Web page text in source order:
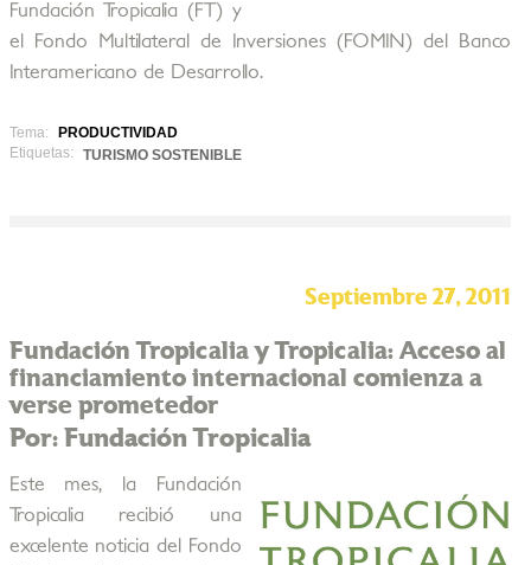
Fundación Tropicalia (FT) y
el Fondo Multilateral de Inversiones (FOMIN) del Banco
Interamericano de Desarrollo.
Tema:
PRODUCTIVIDAD
Etiquetas:
TURISMO SOSTENIBLE
Septiembre 27, 2011
Fundación Tropicalia y Tropicalia: Acceso al
financiamiento internacional comienza a
verse prometedor
Por: Fundación Tropicalia
Este mes, la Fundación
Tropicalia recibió una
excelente noticia del Fondo